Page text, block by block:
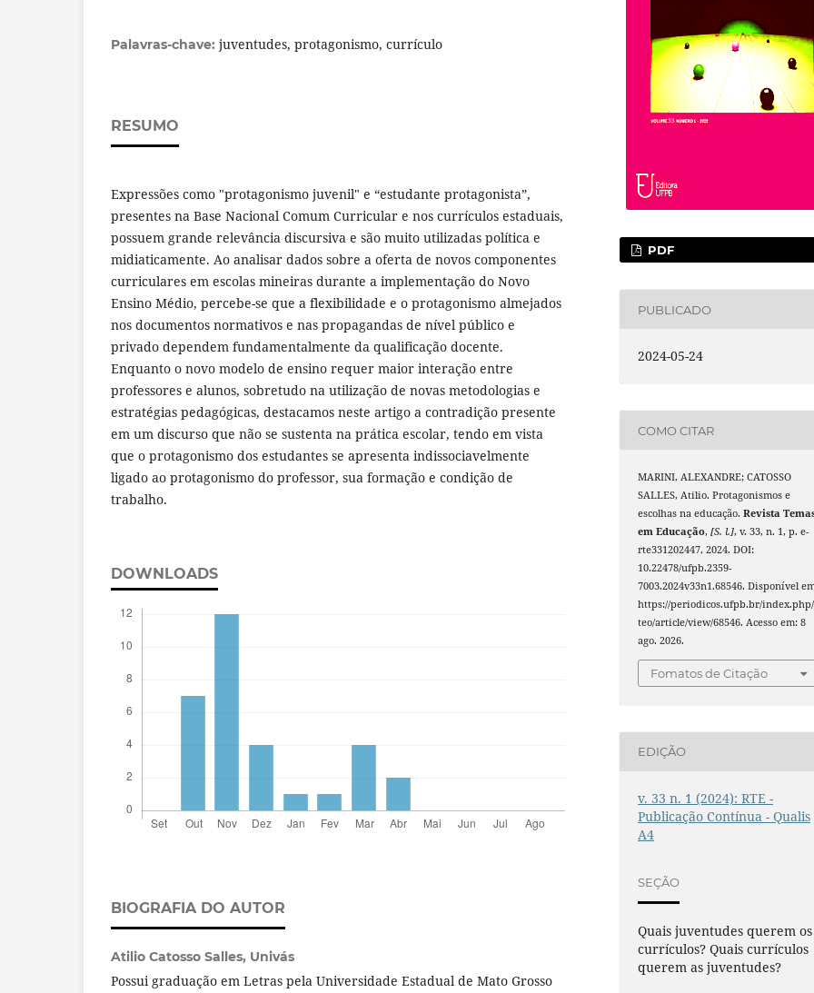
Palavras-chave: juventudes, protagonismo, currículo
RESUMO
Expressões como "protagonismo juvenil" e “estudante protagonista”,
presentes na Base Nacional Comum Curricular e nos currículos estaduais,
possuem grande relevância discursiva e são muito utilizadas política e
midiaticamente. Ao analisar dados sobre a oferta de novos componentes
curriculares em escolas mineiras durante a implementação do Novo
Ensino Médio, percebe-se que a flexibilidade e o protagonismo almejados
nos documentos normativos e nas propagandas de nível público e
privado dependem fundamentalmente da qualificação docente.
Enquanto o novo modelo de ensino requer maior interação entre
professores e alunos, sobretudo na utilização de novas metodologias e
estratégias pedagógicas, destacamos neste artigo a contradição presente
em um discurso que não se sustenta na prática escolar, tendo em vista
que o protagonismo dos estudantes se apresenta indissociavelmente
ligado ao protagonismo do professor, sua formação e condição de
trabalho.
DOWNLOADS
BIOGRAFIA DO AUTOR
Atilio Catosso Salles, Univás
Possui graduação em Letras pela Universidade Estadual de Mato Grosso
PDF
PUBLICADO
2024-05-24
COMO CITAR
MARINI, ALEXANDRE; CATOSSO
SALLES, Atilio. Protagonismos e
escolhas na educação.Revista
em Educação,[S. l.], v. 33, n. 1, p. e-
rte331202447, 2024. DOI:
10.22478/ufpb.2359-
7003.2024v33n1.68546. Disponível
https://periodicos.ufpb.br/
teo/article/view/68546. Acesso em: 8
ago. 2026.
Fomatos de Citação
EDIÇÃO
v. 33 n. 1 (2024): RTE -
Publicação Contínua - Qualis
A4
SEÇÃO
Quais juventudes querem os
currículos? Quais currículos
querem as juventudes?